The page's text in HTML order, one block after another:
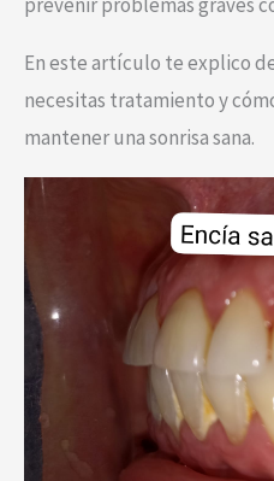
En este artículo te explico
necesitas tratamiento y
mantener una sonrisa sana.